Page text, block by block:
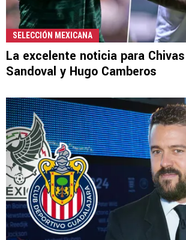
SELECCIÓN MEXICANA
La excelente noticia para
Sandoval y Hugo Camberos